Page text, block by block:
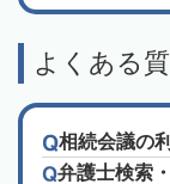
よくある
相続会議の
弁護士検索